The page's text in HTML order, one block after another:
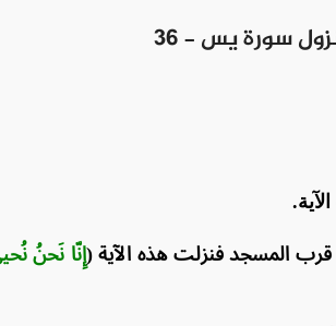
سورة يس
قرب المسجد فنزلت هذه الآية (إِنّا نَحنُ